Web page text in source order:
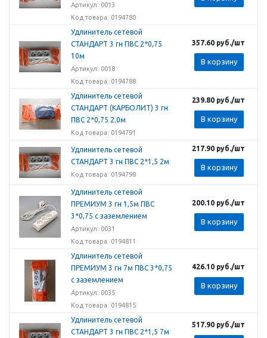
Артикул: 0013
Код товара: 0194780
Удлинитель сетевой
СТАНДАРТ 3 гн ПВС 2*0,75
10м
Артикул: 0018
Код товара: 0194788
357.60руб./шт
В корзину
Удлинитель сетевой
СТАНДАРТ (КАРБОЛИТ) 3 гн
ПВС 2*0,75 2.0м
Код товара: 0194791
239.80руб./шт
В корзину
Удлинитель сетевой
СТАНДАРТ 3 гн ПВС 2*1,5 2м
Код товара: 0194798
217.90руб./шт
В корзину
Удлинитель сетевой
ПРЕМИУМ 3 гн 1,5м ПВС
3*0,75 с заземлением
Артикул: 0031
Код товара: 0194811
200.10руб./шт
В корзину
Удлинитель сетевой
ПРЕМИУМ 3 гн 7м ПВС 3*0,75
с заземлением
Артикул: 0035
Код товара: 0194815
426.10руб./шт
В корзину
Удлинитель сетевой
СТАНДАРТ 3 гн ПВС 2*1,5 7м
517.90руб./шт